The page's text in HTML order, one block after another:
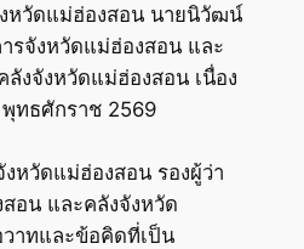
หวัดแม่ฮ่องสอน นายนิวัฒน์
รจังหวัดแม่ฮ่องสอน และ
งจังหวัดแม่ฮ่องสอน เนื่อง
ทธศักราช 2569
หวัดแม่ฮ่องสอน รองผู้ว่า
อน และคลังจังหวัด
าทและข้อคิดที่เป็น